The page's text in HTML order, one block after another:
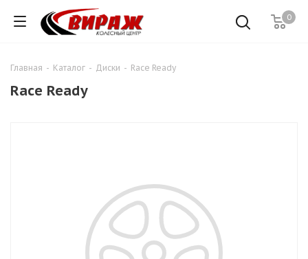
0
Главная - Каталог - Диски - Race Ready
Race Ready